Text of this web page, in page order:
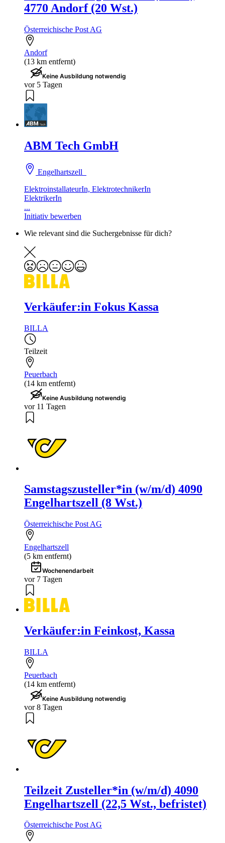
4770 Andorf (20 Wst.)
Österreichische Post AG
Andorf
(13 km entfernt)
Keine Ausbildung notwendig
vor 5 Tagen
ABM Tech GmbH
Engelhartszell
ElektroinstallateurIn, ElektrotechnikerIn
ElektrikerIn
...
Initiativ bewerben
Wie relevant sind die Suchergebnisse für dich?
Verkäufer:in Fokus Kassa
BILLA
Teilzeit
Peuerbach
(14 km entfernt)
Keine Ausbildung notwendig
vor 11 Tagen
Samstagszusteller*in (w/m/d) 4090
Engelhartszell (8 Wst.)
Österreichische Post AG
Engelhartszell
(5 km entfernt)
Wochenendarbeit
vor 7 Tagen
Verkäufer:in Feinkost, Kassa
BILLA
Peuerbach
(14 km entfernt)
Keine Ausbildung notwendig
vor 8 Tagen
Teilzeit Zusteller*in (w/m/d) 4090
Engelhartszell (22,5 Wst., befristet)
Österreichische Post AG